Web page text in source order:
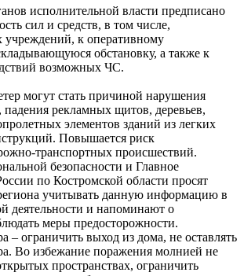
исполнительной власти предписано
сил и средств, в том числе,
учреждений, к оперативному
обстановку, а также к
возможных ЧС.
могут стать причиной нарушения
падения рекламных щитов, деревьев,
элементов зданий из легких
Повышается риск
транспортных происшествий.
безопасности и Главное
по Костромской области просят
учитывать данную информацию в
деятельности и напоминают о
меры предосторожности.
– ограничить выход из дома, не оставлять
Во избежание поражения молнией не
пространствах, ограничить